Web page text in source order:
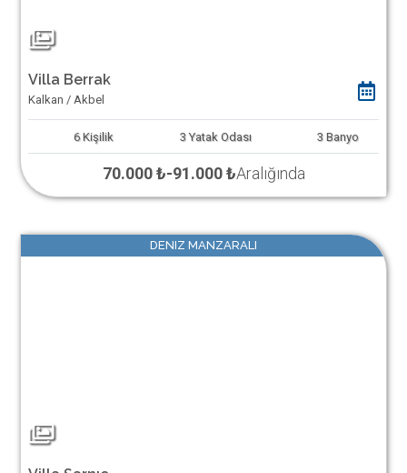
Villa Berrak
Kalkan / Akbel
6 Kişilik 3 Yatak Odası 3 Banyo
70.000 ₺-91.000 ₺Aralığında
DENIZ MANZARALI